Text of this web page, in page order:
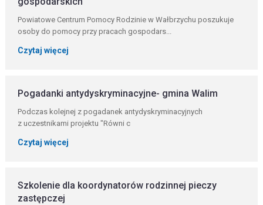
Powiatowe Centrum Pomocy Rodzinie w Wałbrzychu poszukuje
osoby do pomocy przy pracach gospodars...
Czytaj więcej
Pogadanki antydyskryminacyjne- gmina Walim
Podczas kolejnej z pogadanek antydyskryminacyjnych
z uczestnikami projektu "Równi c
Czytaj więcej
Szkolenie dla koordynatorów rodzinnej pieczy
zastępczej